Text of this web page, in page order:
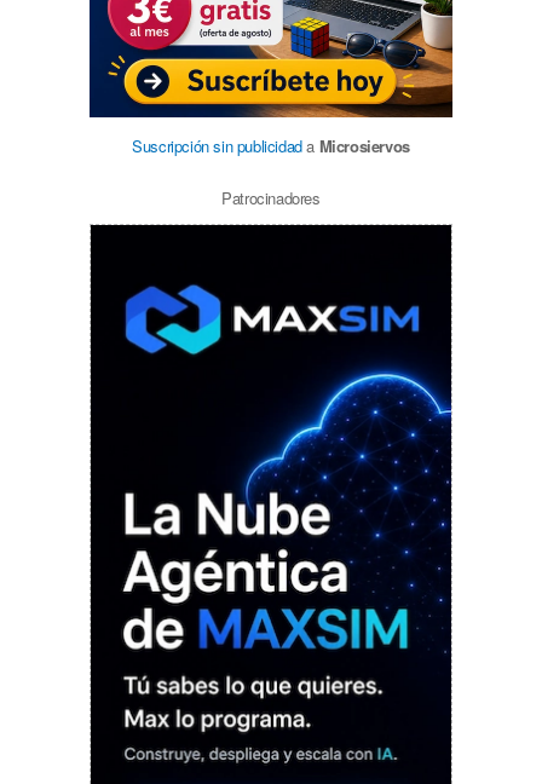
Suscripción sin publicidada Microsiervos
Patrocinadores